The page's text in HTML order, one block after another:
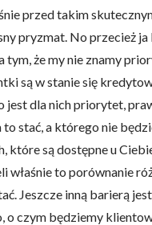
przed takim
pryzmat. No przecież
że my nie znamy
są w stanie się
jest dla nich priorytet,
stać, a którego nie
które są dostępne u
właśnie to porównanie
Jeszcze inną barierą
o czym będziemy
kluczowe znaczenie dla
nie przechowują
umożliwiają stronie
w którym znajduje się
właścicielem stron
anonimowe informacje.